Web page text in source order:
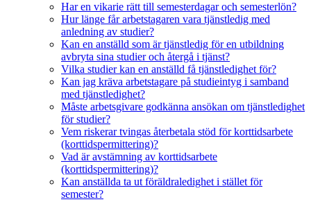
Har en vikarie rätt till semesterdagar och semesterlön?
Hur länge får arbetstagaren vara tjänstledig med
anledning av studier?
Kan en anställd som är tjänstledig för en utbildning
avbryta sina studier och återgå i tjänst?
Vilka studier kan en anställd få tjänstledighet för?
Kan jag kräva arbetstagare på studieintyg i samband
med tjänstledighet?
Måste arbetsgivare godkänna ansökan om tjänstledighet
för studier?
Vem riskerar tvingas återbetala stöd för korttidsarbete
(korttidspermittering)?
Vad är avstämning av korttidsarbete
(korttidspermittering)?
Kan anställda ta ut föräldraledighet i stället för
semester?